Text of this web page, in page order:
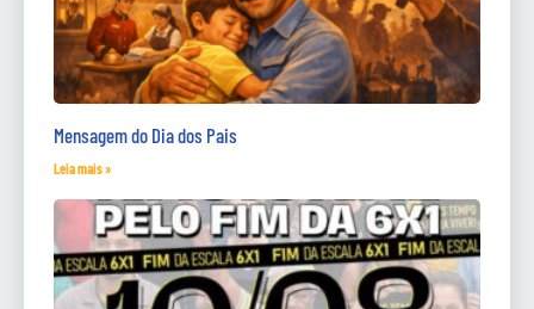
Mensagem do Dia dos Pais
Leia mais »